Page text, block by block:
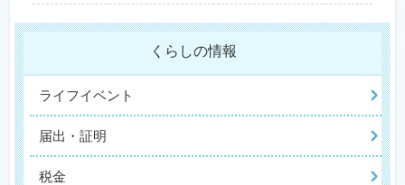
くらしの情報
ライフイベント
届出・証明
税金